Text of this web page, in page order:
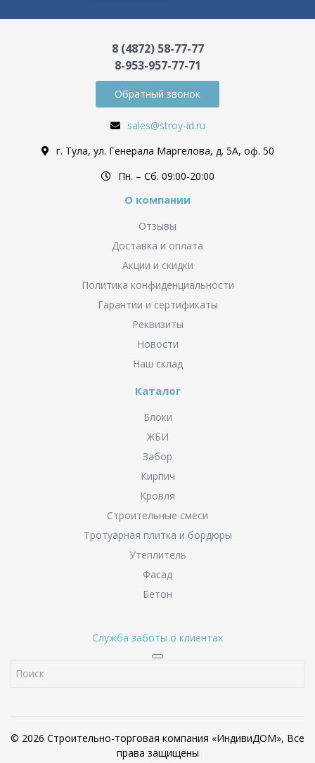
8 (4872) 58-77-77
8-953-957-77-71
Обратный звонок
sales@stroy-id.ru
г. Тула, ул. Генерала Маргелова, д. 5А, оф. 50
Пн. – Cб. 09:00-20:00
О компании
Отзывы
Доставка и оплата
Акции и скидки
Политика конфиденциальности
Гарантии и сертификаты
Реквизиты
Новости
Наш склад
Каталог
Блоки
ЖБИ
Забор
Кирпич
Кровля
Строительные смеси
Тротуарная плитка и бордюры
Утеплитель
Фасад
Бетон
Служба заботы о клиентах
© 2026 Строительно-торговая компания «ИндивиДОМ», Все
права защищены